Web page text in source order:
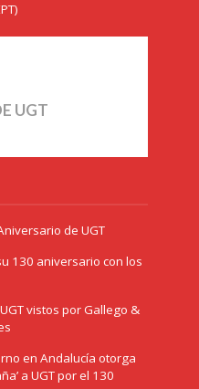
UGT
de UGT
130 aniversario con los
vistos por Gallego &
en Andalucía otorga
a UGT por el 130